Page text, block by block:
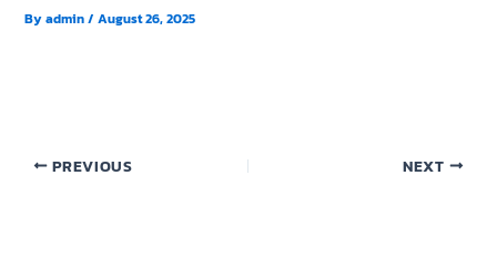
Byadmin/August 26, 2025
PREVIOUS NEXT